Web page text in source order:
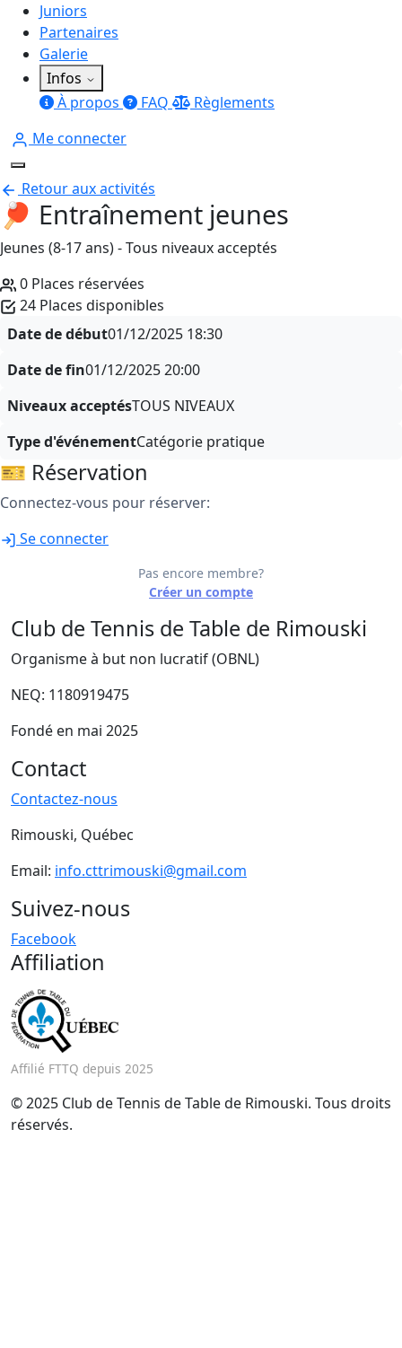
Juniors
Partenaires
Galerie
Infos
À propos
FAQ
Règlements
Me connecter
Retour aux activités
🏓 Entraînement jeunes
Jeunes (8-17 ans) - Tous niveaux acceptés
0 Places réservées
24 Places disponibles
Date de début01/12/2025 18:30
Date de fin01/12/202520:00
Niveaux acceptésTOUS NIVEAUX
Type d'événementCatégorie pratique
🎫 Réservation
Connectez-vous pour réserver:
Se connecter
Pas encore membre?
Créer un compte
Club de Tennis de Table de Rimouski
Organisme à but non lucratif (OBNL)
NEQ: 1180919475
Fondé en mai 2025
Contact
Contactez-nous
Rimouski, Québec
Email: info.cttrimouski@gmail.com
Suivez-nous
Facebook
Affiliation
Affilié FTTQ depuis 2025
© 2025 Club de Tennis de Table de Rimouski. Tous droits
réservés.